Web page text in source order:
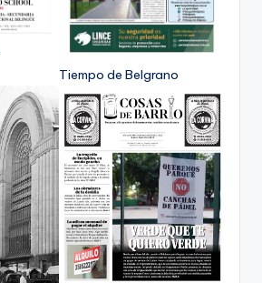
Tiempo de Belgrano